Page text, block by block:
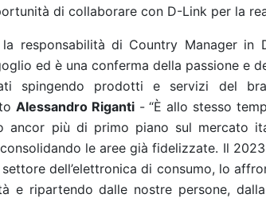
di collaborare con D-Link per la
la responsabilità di Country Manager
ed è una conferma della passione e
spingendo prodotti e servizi del
Alessandro Riganti- “È allo stesso
ancor più di primo piano sul mercato
le aree già fidelizzate. Il
dell’elettronica di consumo, lo
e ripartendo dalle nostre persone,